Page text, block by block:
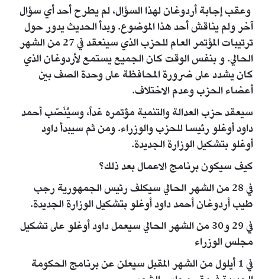
وعقب إجابة أردوغان لهذا السؤال، لم يطرح أحد أي سؤال
آخر ولم يناقش أحد هذا الموضوع. وبدأ الحديث يدور حول
ترتيبات المؤتمر العام للحزب الذي سينعقد في 27 من الشهر
الحالي. و بنفس الوقت كان الجميع يستمع لأردوغان الذي
كان يشدد على ضرورة المحافظة على وحدة الصف بين
أعضاء الحزب وعدم الاختلاف.
سيعقد حزب العدالة والتنمية مؤتمره غداً، وسيُنَصّب أحمد
داود أوغلو رئيسا للحزب والوزراء. ومن ثم سيبدأ داود
أوغلو بتشكيل الوزارة الجديدة.
كيف سيكون برنامج الاعمال بعد ذلك؟
في 28 من الشهر الحالي سيكلف رئيس الجمهورية رجب
طيب أردوغان أحمد داود أوغلو بتشكيل الوزارة الجديدة.
في 29 و30 من الشهر الحالي سيعمل داود أوغلو على تشكيل
مجلس الوزراء
في 1 أيلول من الشهر المقبل سيعلن عن برنامج الحكومة